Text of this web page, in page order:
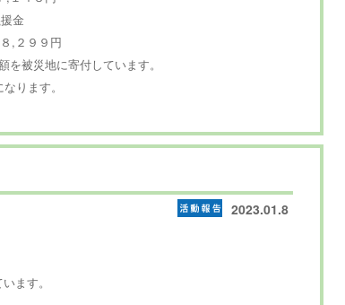
金
円
被災地に寄付しています。
ります。
2023.01.8
ます。